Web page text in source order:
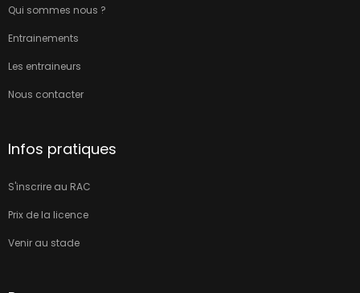
Qui sommes nous ?
Entrainements
Les entraineurs
Nous contacter
Infos pratiques
S'inscrire au RAC
Prix de la licence
Venir au stade